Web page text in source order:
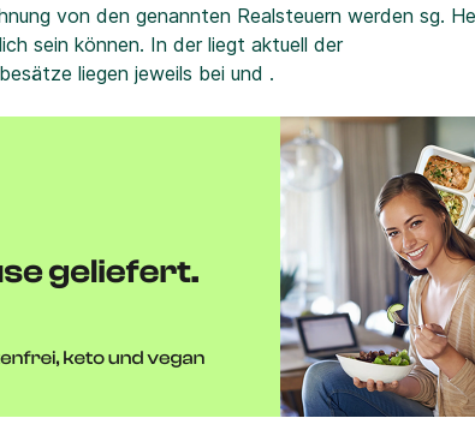
von den genannten Realsteuern werden sg.
sein können. In der liegt aktuell der
liegen jeweils bei und .